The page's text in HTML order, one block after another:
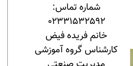
شماره تماس:
02331532592
خانم فریده فیض
کارشناس گروه آموزشی